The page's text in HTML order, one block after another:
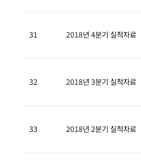
31 2018년 4분기 실적자료
32 2018년 3분기 실적자료
33 2018년 2분기 실적자료